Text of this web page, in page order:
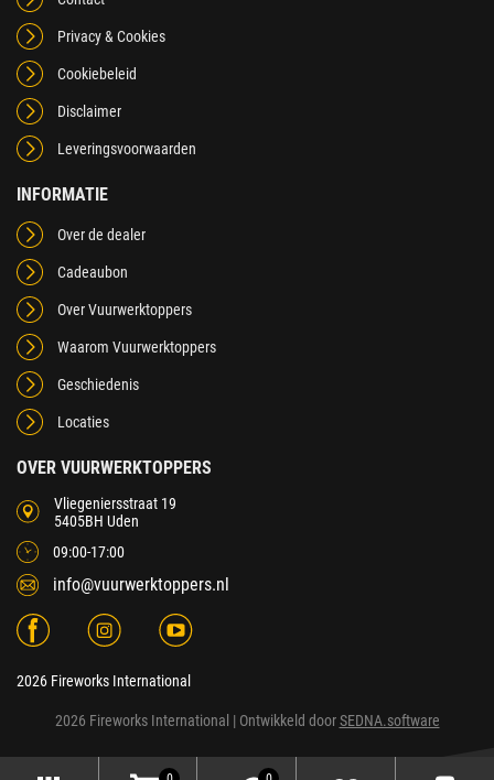
Privacy & Cookies
Cookiebeleid
Disclaimer
Leveringsvoorwaarden
INFORMATIE
Over de dealer
Cadeaubon
Over Vuurwerktoppers
Waarom Vuurwerktoppers
Geschiedenis
Locaties
OVER VUURWERKTOPPERS
Vliegeniersstraat 19
5405BH Uden
09:00-17:00
info@vuurwerktoppers.nl
2026 Fireworks International
2026 Fireworks International | Ontwikkeld doorSEDNA.software